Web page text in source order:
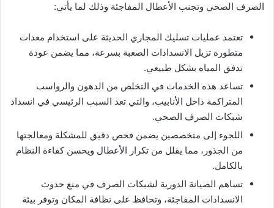
الصرف الصحي وتجنب الأعطال المفاجئة وذلك لما يأتي:
تعتمد عمليات تسليك المجاري الحديثة على استخدام معدات
متطورة تزيل الانسدادات الصعبة بسرعة، مما يضمن عودة
تدفق المياه بشكل طبيعي.
تساعد هذه الخدمات في التخلص من الدهون والرواسب
المتراكمة داخل الأنابيب، والتي تعد السبب الرئيسي في انسداد
شبكات الصرف الصحي.
اللجوء إلى متخصصين يضمن فحص دقيق للمشكلة ومعالجتها
من الجذور، مما يقلل من تكرار الأعطال ويحسن كفاءة النظام
بالكامل.
تساهم الصيانة الدورية لشبكات الصرف في منع حدوث
الانسدادات المفاجئة، وتحافظ على نظافة المكان وتوفر بيئة